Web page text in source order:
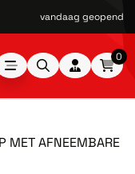
vandaag geopend
0
MET AFNEEMBARE